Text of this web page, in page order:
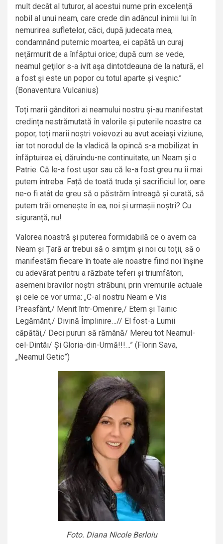
mult decât al tuturor, al acestui nume prin excelenţă
nobil al unui neam, care crede din adâncul inimii lui în
nemurirea sufletelor, căci, după judecata mea,
condamnând puternic moartea, ei capătă un curaj
neţărmurit de a înfăptui orice; după cum se vede,
neamul geţilor s-a ivit aşa dintotdeauna de la natură, el
a fost şi este un popor cu totul aparte şi veşnic.”
(Bonaventura Vulcanius)
Toți marii gânditori ai neamului nostru și-au manifestat
credința nestrămutată în valorile și puterile noastre ca
popor, toți marii noștri voievozi au avut aceiași viziune,
iar tot norodul de la vladică la opincă s-a mobilizat în
înfăptuirea ei, dăruindu-ne continuitate, un Neam și o
Patrie. Că le-a fost ușor sau că le-a fost greu nu îi mai
putem întreba. Față de toată truda și sacrificiul lor, oare
ne-o fi atât de greu să o păstrăm întreagă și curată, să
putem trăi omenește în ea, noi și urmașii noștri? Cu
siguranță, nu!
Valorea noastră și puterea formidabilă ce o avem ca
Neam și Țară ar trebui să o simțim și noi cu toții, să o
manifestăm fiecare în toate ale noastre fiind noi înșine
cu adevărat pentru a răzbate teferi și triumfători,
asemeni bravilor noștri străbuni, prin vremurile actuale
și cele ce vor urma: „C-al nostru Neam e Vis
Preasfânt,/ Menit într-Omenire,/ Etern și Tainic
Legământ,/ Divină Împlinire…// El fost-a Lumii
căpătâi,/ Deci pururi să rămână/ Mereu tot Neamul-
cel-Dintâi/ Și Gloria-din-Urmă!!!…” (Florin Sava,
„Neamul Getic”)
Foto. Diana Nicole Berloiu